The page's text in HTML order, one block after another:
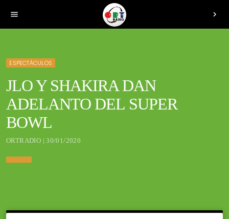
menu chevron_right
ESPECTÁCULOS
JLO Y SHAKIRA DAN
ADELANTO DEL SUPER
BOWL
ORTRADIO | 30/01/2020